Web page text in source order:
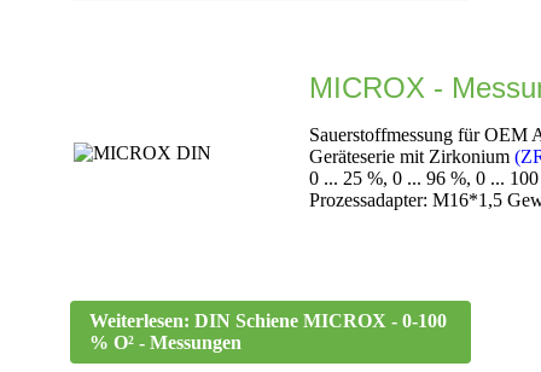
MICROX -
Sauerstoffmessung für OEM
Geräteserie mit Zirkonium
0 ... 25 %, 0 ... 96 %, 0 ...
Prozessadapter: M16*1,5
Weiterlesen: DIN Schiene MICROX - 0-100
% O² - Messungen